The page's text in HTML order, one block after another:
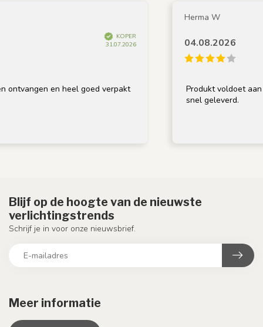
KOPER
31.07.2026
en heel goed verpakt
Herma W
04.08.2026
Produkt voldoet aan
snel geleverd.
Meer informatie
Blijf op de hoogte van de nieuwste
verlichtingstrends
Schrijf je in voor onze nieuwsbrief.